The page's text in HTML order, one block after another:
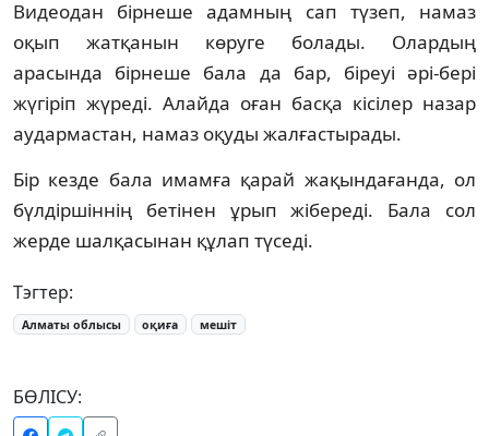
Видеодан бірнеше адамның сап түзеп, намаз
оқып жатқанын көруге болады. Олардың
арасында бірнеше бала да бар, біреуі әрі-бері
жүгіріп жүреді. Алайда оған басқа кісілер назар
аудармастан, намаз оқуды жалғастырады.
Бір кезде бала имамға қарай жақындағанда, ол
бүлдіршіннің бетінен ұрып жібереді. Бала сол
жерде шалқасынан құлап түседі.
Тэгтер:
Алматы облысы оқиға мешіт
БӨЛІСУ: